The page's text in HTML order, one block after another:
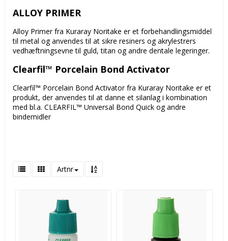
ALLOY PRIMER
Alloy Primer fra Kuraray Noritake er et forbehandlingsmiddel
til metal og anvendes til at sikre resiners og akrylestrers
vedhæftningsevne til guld, titan og andre dentale legeringer.
Clearfil™ Porcelain Bond Activator
Clearfil™ Porcelain Bond Activator fra Kuraray Noritake er et
produkt, der anvendes til at danne et silanlag i kombination
med bl.a. CLEARFIL™ Universal Bond Quick og andre
bindemidler
Artnr